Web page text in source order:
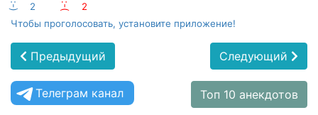
:-) 2 :-(
2
Чтобы проголосовать, установите приложение!
Предыдущий Следующий
Телеграм канал Топ 10 анекдотов